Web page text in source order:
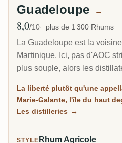
Guadeloupe →
Note moyenne
8,0/10 plus de 1 300 Rhums
La Guadeloupe est la
Martinique. Ici, pas d'AOC
plus souple, alors les
mélasse plus riche, et sur la
Galante, certains des rhums
La liberté plutôt qu'une
Marie-Galante, l'île du haut
Les distilleries →
STYLE Rhum Agricole